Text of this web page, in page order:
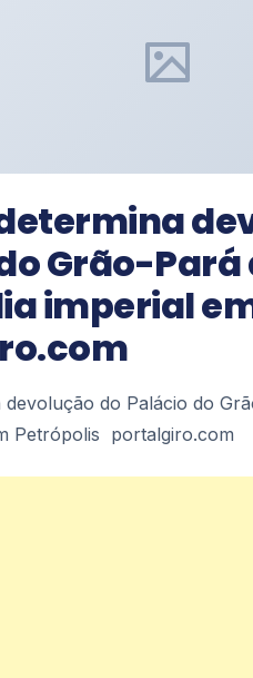
Grão-
imperial
do Palácio do
Petrópolis portalgiro.com